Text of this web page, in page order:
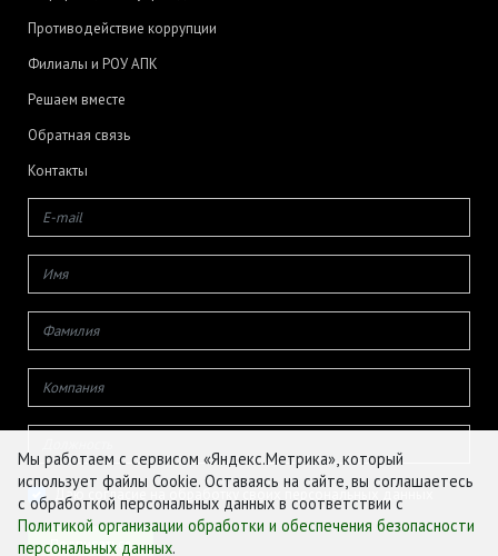
Противодействие коррупции
Филиалы и РОУ АПК
Решаем вместе
Обратная связь
Контакты
Даю согласие на обработку своих персональных данных
Мы работаем с сервисом «Яндекс.Метрика», который
использует файлы Cookie. Оставаясь на сайте, вы соглашаетесь
с обработкой персональных данных в соответствии с
Политикой организации обработки и обеспечения безопасности
персональных данных.